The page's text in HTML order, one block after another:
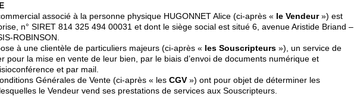
associé à la personne physique HUGONNET Alice (ci-après « le Vendeur») est
n° SIRET 814 325 494 00031 et dont le siège social est situé 6, avenue Aristide Briand –
ROBINSON.
à une clientèle de particuliers majeurs (ci-après « les Souscripteurs »), un service de
pour la mise en vente de leur bien, par le biais d’envoi de documents numérique et
et par mail.
Générales de Vente (ci-après « les CGV ») ont pour objet de déterminer les
le Vendeur vend ses prestations de services aux Souscripteurs.